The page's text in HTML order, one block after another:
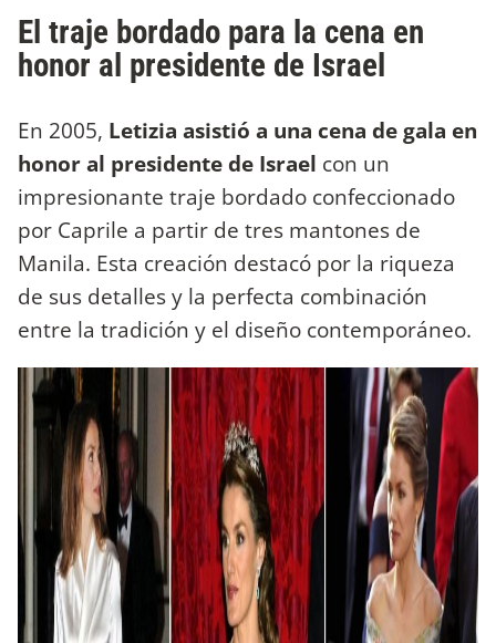
El traje bordado para la cena en
honor al presidente de Israel
En 2005, Letizia asistió a una cena de gala en
honor al presidente de Israel con un
impresionante traje bordado confeccionado
por Caprile a partir de tres mantones de
Manila. Esta creación destacó por la riqueza
de sus detalles y la perfecta combinación
entre la tradición y el diseño contemporáneo.